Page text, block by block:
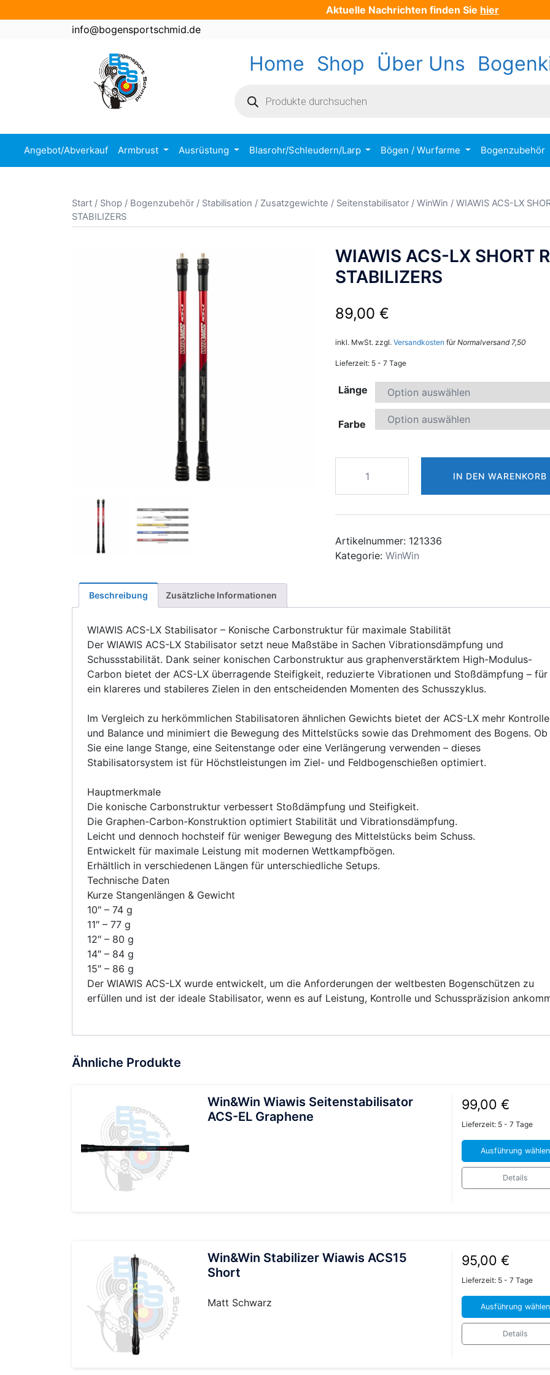
Inhalt
Aktuelle Nachrichten finden Sie hier
info@bogensportschmid.de
Home Shop Über Uns
search
Angebot/Abverkauf Armbrust Ausrüstung Blasrohr/Schleudern/Larp Bögen / Wurfarme Bogenzubehör
Start / Shop / Bogenzubehör / Stabilisation / Zusatzgewichte / Seitenstabilisator / WinWin / WIAWIS ACS-LX
STABILIZERS
WIAWIS ACS-LX SHORT
STABILIZERS
89,00 €
inkl. MwSt. zzgl. Versandkosten fürNormalversand 7,50
Lieferzeit: 5 - 7 Tage
Länge
Farbe
LX
STABILIZERS
Menge
IN DEN WARENKORB
Artikelnummer: 121336
Kategorie: WinWin
Beschreibung Zusätzliche Informationen
WIAWIS ACS-LX Stabilisator – Konische Carbonstruktur für maximale Stabilität
Der WIAWIS ACS-LX Stabilisator setzt neue Maßstäbe in Sachen Vibrationsdämpfung und
Schussstabilität. Dank seiner konischen Carbonstruktur aus graphenverstärktem High-Modulus-
Carbon bietet der ACS-LX überragende Steifigkeit, reduzierte Vibrationen und Stoßdämpfung – für
ein klareres und stabileres Zielen in den entscheidenden Momenten des Schusszyklus.
Im Vergleich zu herkömmlichen Stabilisatoren ähnlichen Gewichts bietet der ACS-LX mehr Kontrolle
und Balance und minimiert die Bewegung des Mittelstücks sowie das Drehmoment des Bogens. Ob
Sie eine lange Stange, eine Seitenstange oder eine Verlängerung verwenden – dieses
Stabilisatorsystem ist für Höchstleistungen im Ziel- und Feldbogenschießen optimiert.
Hauptmerkmale
Die konische Carbonstruktur verbessert Stoßdämpfung und Steifigkeit.
Die Graphen-Carbon-Konstruktion optimiert Stabilität und Vibrationsdämpfung.
Leicht und dennoch hochsteif für weniger Bewegung des Mittelstücks beim Schuss.
Entwickelt für maximale Leistung mit modernen Wettkampfbögen.
Erhältlich in verschiedenen Längen für unterschiedliche Setups.
Technische Daten
Kurze Stangenlängen & Gewicht
10″ – 74 g
11″ – 77 g
12″ – 80 g
14″ – 84 g
15″ – 86 g
Der WIAWIS ACS-LX wurde entwickelt, um die Anforderungen der weltbesten Bogenschützen zu
erfüllen und ist der ideale Stabilisator, wenn es auf Leistung, Kontrolle und Schusspräzision
Ähnliche Produkte
Win&Win Wiawis Seitenstabilisator
ACS-EL Graphene
99,00 €
Lieferzeit: 5 - 7 Tage
Ausführung wählen
Dieses
Produkt
Die
Optionen
können
auf
der
Produktseite
gewählt
Details
Win&Win Stabilizer Wiawis ACS15
Short
Matt Schwarz
95,00 €
Lieferzeit: 5 - 7 Tage
Ausführung wählen
Dieses
Produkt
Details